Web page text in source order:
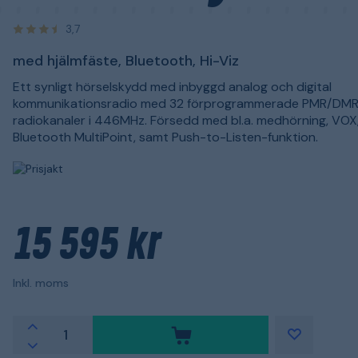
3,7
med hjälmfäste, Bluetooth, Hi-Viz
Ett synligt hörselskydd med inbyggd analog och digital
kommunikationsradio med 32 förprogrammerade PMR/DMR
radiokanaler i 446MHz. Försedd med bl.a. medhörning,
Bluetooth MultiPoint, samt Push-to-Listen-funktion.
15 595 kr
Inkl. moms